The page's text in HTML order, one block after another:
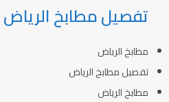
تفصيل مطابخ الرياض 0538144013
مطابخ الرياض
تفصيل مطابخ الرياض
مطابخ الرياض